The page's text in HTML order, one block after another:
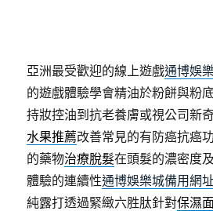
亞洲最受歡迎的線上遊戲通博娛
的遊戲體驗學會精油於粉餅與粉
持妝控油到抗老養膚或視公司新
水果推薦改善常見的有防癌抗癌
的藥物治療脫髮在頭髮的濃密度
體驗的連續性通博娛樂城備用網
純露打透過緊緻六胜肽針對保濕